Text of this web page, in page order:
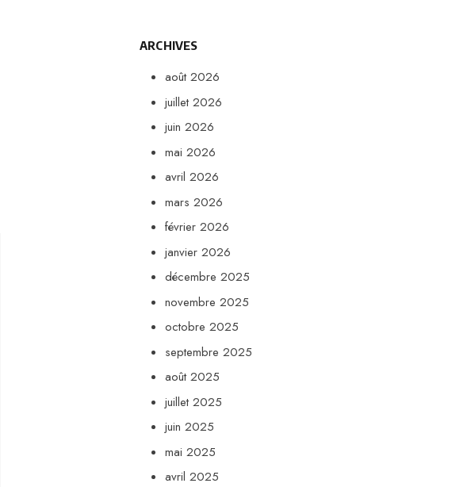
ARCHIVES
août 2026
juillet 2026
juin 2026
mai 2026
avril 2026
mars 2026
février 2026
janvier 2026
décembre 2025
novembre 2025
octobre 2025
septembre 2025
août 2025
juillet 2025
juin 2025
mai 2025
avril 2025